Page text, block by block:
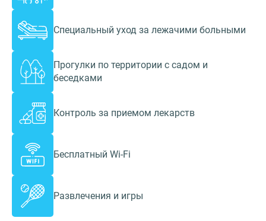
Специальный уход за лежачими больными
Прогулки по территории с садом и
беседками
Контроль за приемом лекарств
Бесплатный Wi-Fi
Развлечения и игры